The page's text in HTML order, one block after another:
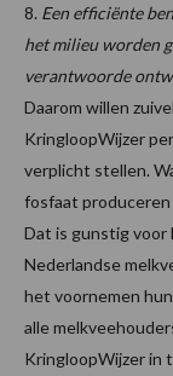
8. Een efficiënte
het milieu worden
verantwoorde
Daarom willen
KringloopWijzer
verplicht stellen.
fosfaat produceren
Dat is gunstig voor
Nederlandse
het voornemen
alle
KringloopWijzer in